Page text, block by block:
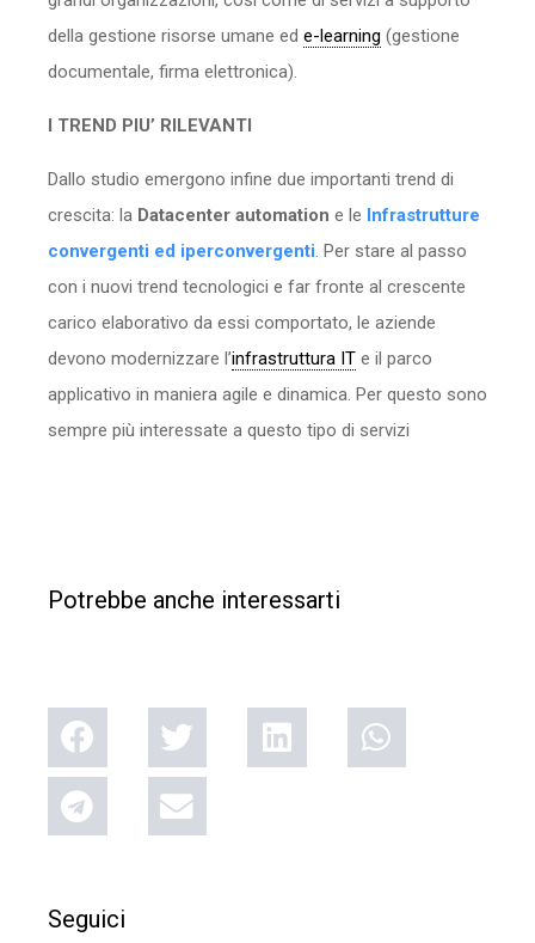
della gestione risorse umane ed e-learning (gestione
documentale, firma elettronica).
I TREND PIU’ RILEVANTI
Dallo studio emergono infine due importanti trend di
crescita: la Datacenter automation e le Infrastrutture
convergenti ed iperconvergenti. Per stare al passo
con i nuovi trend tecnologici e far fronte al crescente
carico elaborativo da essi comportato, le aziende
devono modernizzare l’infrastruttura IT e il parco
applicativo in maniera agile e dinamica. Per questo sono
sempre più interessate a questo tipo di servizi
Potrebbe anche interessarti
Seguici